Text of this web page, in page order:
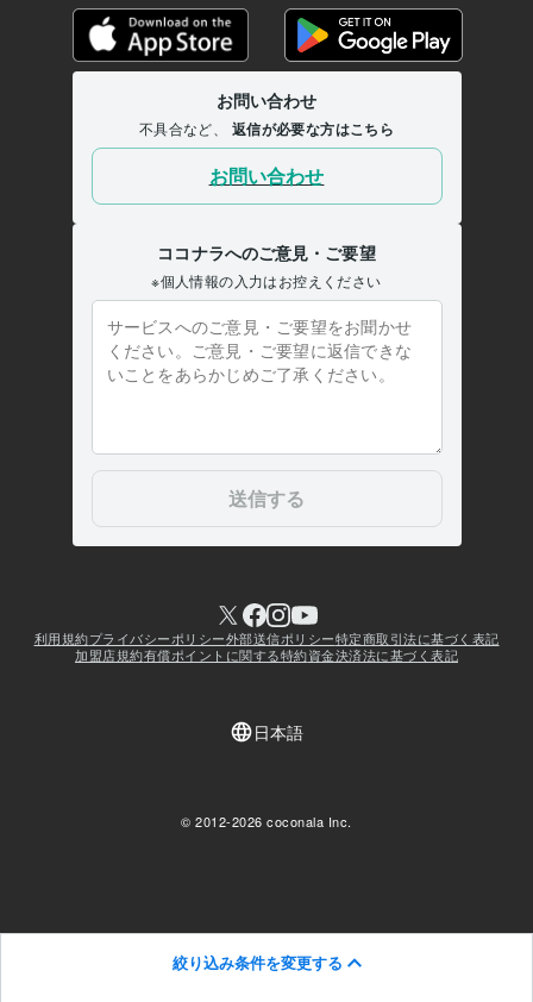
絞り込み条件を変更する